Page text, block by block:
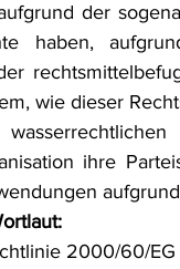
Verkehr- und
Erdgas
der
haben,
wie dieser
ihre
2000/60/